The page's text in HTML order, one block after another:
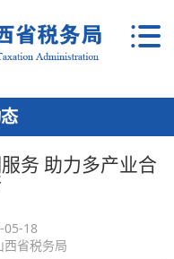
务 助力多产业合
05-18
西省税务局